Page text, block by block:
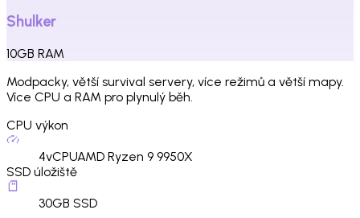
Shulker
10GB RAM
Modpacky, větší survival servery, více režimů a větší mapy.
Více CPU a RAM pro plynulý běh.
CPU výkon
4vCPUAMD Ryzen 9 9950X
SSD úložiště
30GB SSD